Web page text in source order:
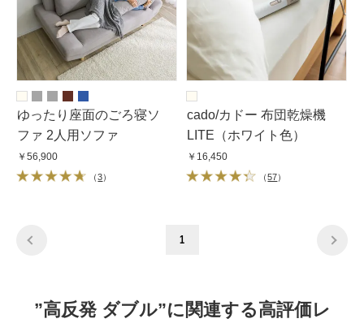
ゆったり座面のごろ寝ソ
ファ 2人用ソファ
￥56,900
（3）
cado/カドー 布団乾燥機
LITE（ホワイト色）
￥16,450
（57）
1
”高反発 ダブル”に関連する高評価レ